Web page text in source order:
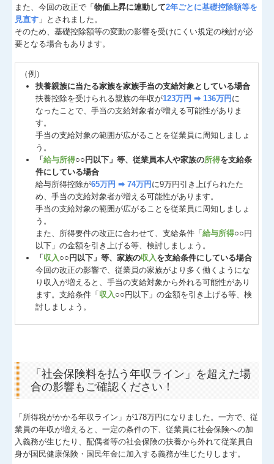
また、今回の改正で「物価上昇に連動して2年ごとに基礎控除額等を
見直す 」とされました。
そのため、基礎控除額等の変動の影響を受けにくい規定の検討が必
要となる場合もあります。
（例）
扶養親族に当たる家族を家族手当の支給対象としている場合
扶養控除を受けられる親族の年収が123万円 ➡ 136万円 に
なったことで、手当の支給対象者が増える可能性がありま
す。
手当の支給対象の範囲が広がることを従業員に周知しましょ
う。
「給与所得○○円以下」等、従業員本人や家族の所得を支給条
件にしている場合
給与所得控除が65万円 ➡ 74万円 に9万円引き上げられたた
め、手当の支給対象者が増える可能性があります。
手当の支給対象の範囲が広がることを従業員に周知しましょ
う。
また、所得要件の改正に合わせて、支給条件「給与所得○○円
以下」の金額を引き上げる等、検討しましょう。
「 収入○○円以下」等、家族の収入を支給条件にしている場合
今回の改正の影響で、従業員の家族がより多く働くようにな
り収入が増えると、手当の支給対象から外れる可能性があり
ます。支給条件「 収入○○円以下」の金額を引き上げる等、検
討しましょう。
「社会保険料を払う年収ライン」を超えた場
合の影響もご確認ください！
「所得税がかかる年収ライン」が178万円になりました。一方で、従
業員の年収が増えると、一定の条件の下、従業員に社会保険への加
入義務が生じたり、配偶者等の社会保険の扶養から外れて従業員自
身が国民健康保険・国民年金に加入する義務が生じたりします。